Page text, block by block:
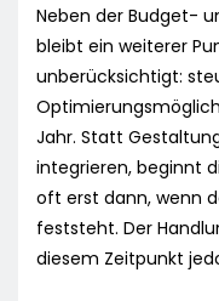
Neben der Budget-
bleibt ein weiterer
unberücksichtigt:
Jahr. Statt
integrieren, beginnt
oft erst dann, wenn
feststeht. Der
diesem Zeitpunkt